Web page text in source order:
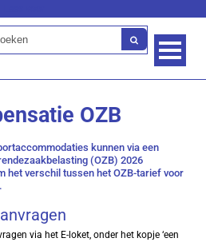
OZB
kunnen via een
(OZB) 2026
het verschil tussen het OZB-tarief voor
via het E-loket, onder het kopje ‘een